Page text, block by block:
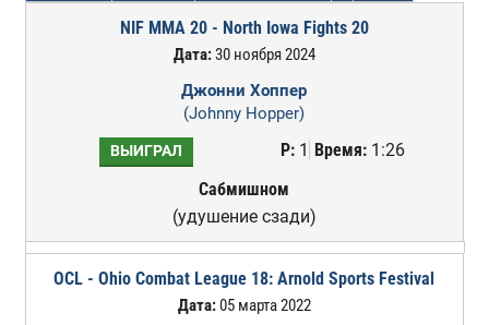
NIF MMA 20 - North Iowa Fights 20
Дата:30 ноября 2024
Джонни Хоппер
(Johnny Hopper)
ВЫИГРАЛ Р:1 Время:1:26
Сабмишном
(удушение сзади)
OCL - Ohio Combat League 18: Arnold Sports Festival
Дата:05 марта 2022